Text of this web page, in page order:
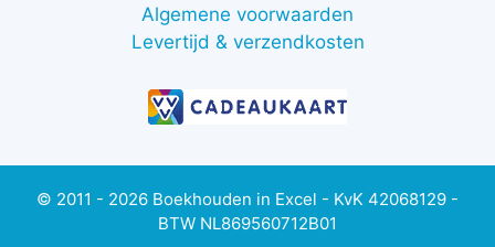
Algemene voorwaarden
Levertijd & verzendkosten
© 2011 - 2026 Boekhouden in Excel - KvK 42068129 -
BTW NL869560712B01